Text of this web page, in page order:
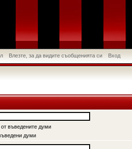
Влезте, за да видите съобщенията си Вход
въведените думи
думи